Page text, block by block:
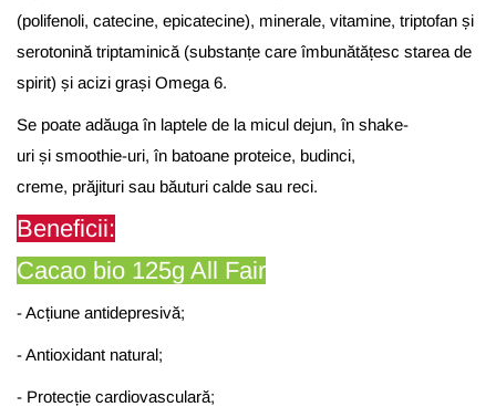
(polifenoli, catecine, epicatecine), minerale, vitamine, triptofan și
serotonină triptaminică (substanțe care îmbunătățesc starea de
spirit) și acizi grași Omega 6.
Se poate adăuga în laptele de la micul dejun, în shake-
uri și smoothie-uri, în batoane proteice, budinci,
creme, prăjituri sau băuturi calde sau reci.
Beneficii:
Cacao bio 125g All Fair
-Acțiune antidepresivă;
- Antioxidant natural;
- Protecție cardiovasculară;